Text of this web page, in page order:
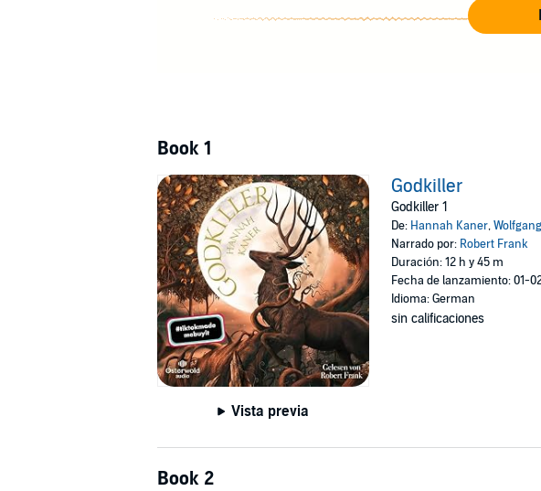
Book 1
Vista previa
Godkiller
Godkiller 1
De: Hannah Kaner,
Narrado por: Robert Frank
Duración: 12 h y 45 m
Fecha de lanzamiento: 01-
Idioma: German
sin calificaciones
Book 2